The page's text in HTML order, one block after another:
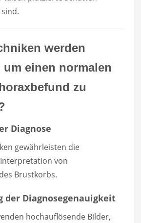
werden
um einen normalen
zu
Diagnose
gewährleisten die
von
Brustkorbs.
der Diagnosegenauigkeit
hochauflösende Bilder,